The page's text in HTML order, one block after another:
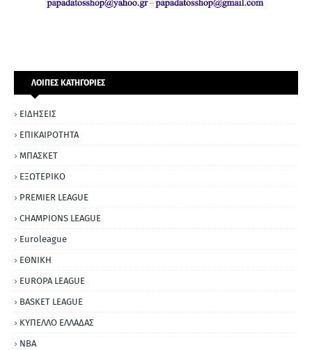
ΛΟΙΠΕΣ ΚΑΤΗΓΟΡΙΕΣ
ΕΙΔΗΣΕΙΣ
ΕΠΙΚΑΙΡΟΤΗΤΑ
ΜΠΑΣΚΕΤ
ΕΞΩΤΕΡΙΚΟ
PREMIER LEAGUE
CHAMPIONS LEAGUE
Euroleague
ΕΘΝΙΚΗ
EUROPA LEAGUE
BASKET LEAGUE
ΚΥΠΕΛΛΟ ΕΛΛΑΔΑΣ
NBA